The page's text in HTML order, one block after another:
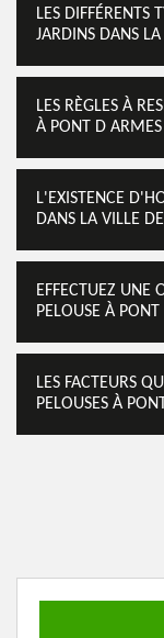
LES DIFFÉRENTS
JARDINS DANS
LES RÈGLES À
À PONT D
L'EXISTENCE
DANS LA VILLE
EFFECTUEZ UNE
PELOUSE À
LES FACTEURS
PELOUSES À